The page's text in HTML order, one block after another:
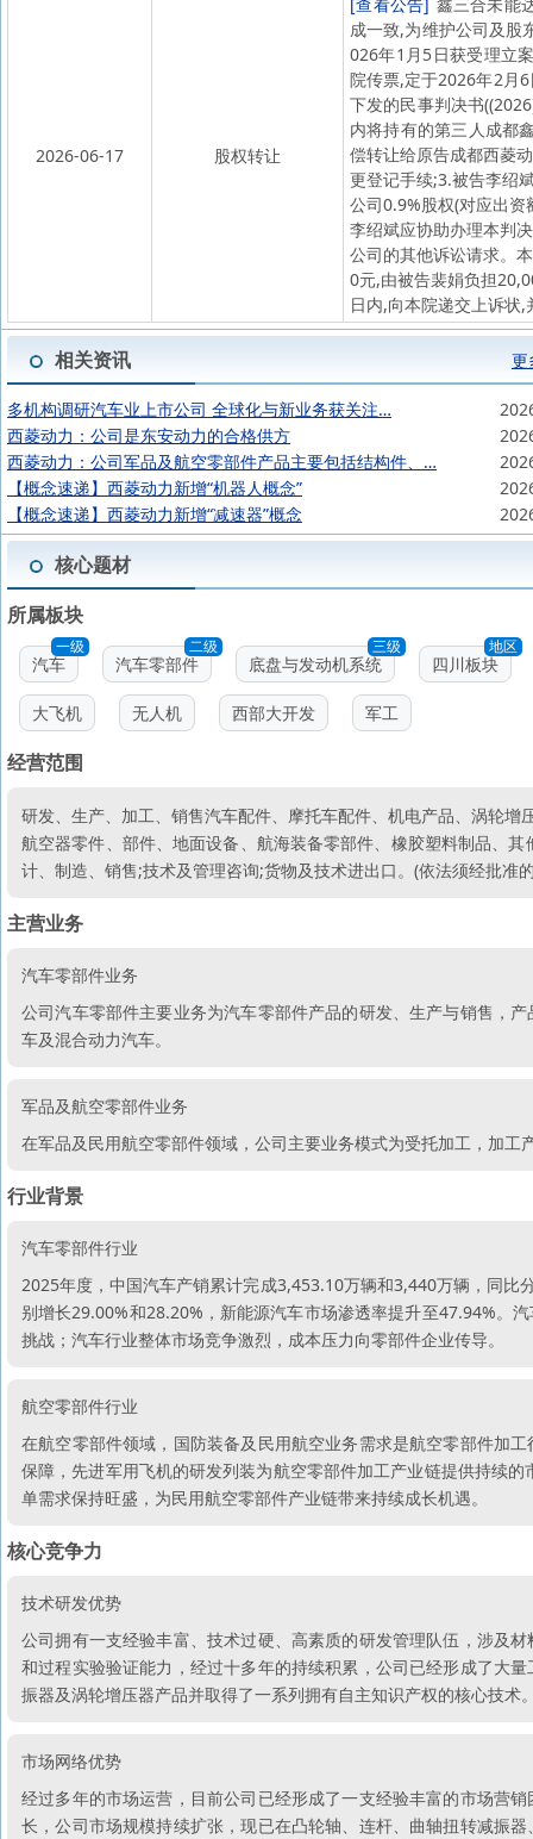
2026-06-17 股权转让
成一致,为维护公司及股
026年1月5日获受理立
院传票,定于2026年2月
下发的民事判决书
内将持有的第三人成都
偿转让给原告成都西菱
更登记手续;3.被告李绍
公司0.9%股权(对应出
李绍斌应协助办理本判
公司的其他诉讼请求。
0元,由被告裴娟负担
日内,向本院递交上诉状
相关资讯 更
多机构调研汽车业上市公司 全球化与新业务获关注…
西菱动力：公司是东安动力的合格供方
西菱动力：公司军品及航空零部件产品主要包括结构件、…
【概念速递】西菱动力新增“机器人概念”
【概念速递】西菱动力新增“减速器”概念
核心题材
所属板块
一级
汽车
二级
汽车零部件
三级
底盘与发动机系统
地区
四川板块
大飞机 无人机 西部大开发 军工
经营范围
研发、生产、加工、销售汽车配件、摩托车配件、机电产品、涡轮
航空器零件、部件、地面设备、航海装备零部件、橡胶塑料制品、
计、制造、销售;技术及管理咨询;货物及技术进出口。(依法须经批准
主营业务
汽车零部件业务
公司汽车零部件主要业务为汽车零部件产品的研发、生产与销售，
车及混合动力汽车。
军品及航空零部件业务
在军品及民用航空零部件领域，公司主要业务模式为受托加工，加
行业背景
汽车零部件行业
2025年度，中国汽车产销累计完成3,453.10万辆和3,440万辆，同
别增长29.00%和28.20%，新能源汽车市场渗透率提升至47.94%。
挑战；汽车行业整体市场竞争激烈，成本压力向零部件企业传导。
航空零部件行业
在航空零部件领域，国防装备及民用航空业务需求是航空零部件加
保障，先进军用飞机的研发列装为航空零部件加工产业链提供持续
单需求保持旺盛，为民用航空零部件产业链带来持续成长机遇。
核心竞争力
技术研发优势
公司拥有一支经验丰富、技术过硬、高素质的研发管理队伍，涉及
和过程实验验证能力，经过十多年的持续积累，公司已经形成了大
振器及涡轮增压器产品并取得了一系列拥有自主知识产权的核心技术
市场网络优势
经过多年的市场运营，目前公司已经形成了一支经验丰富的市场营
长，公司市场规模持续扩张，现已在凸轮轴、连杆、曲轴扭转减振